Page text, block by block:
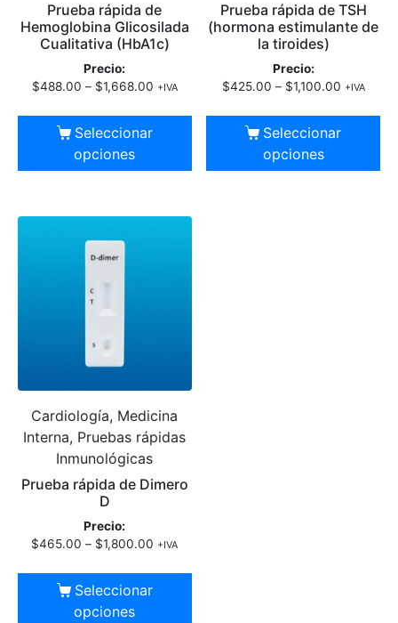
Prueba rápida de
Hemoglobina Glicosilada
Cualitativa (HbA1c)
Precio:
$488.00 – $1,668.00 +IVA
Seleccionar
opciones
Prueba rápida de TSH
(hormona estimulante de
la tiroides)
Precio:
$425.00 – $1,100.00 +IVA
Seleccionar
opciones
Cardiología, Medicina
Interna, Pruebas rápidas
Inmunológicas
Prueba rápida de Dimero
D
Precio:
$465.00 – $1,800.00 +IVA
Seleccionar
opciones